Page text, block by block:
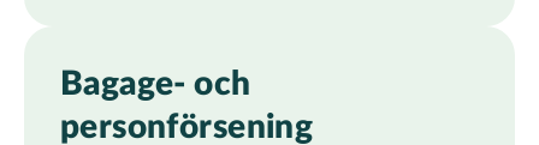
Bagage- och
personförsening